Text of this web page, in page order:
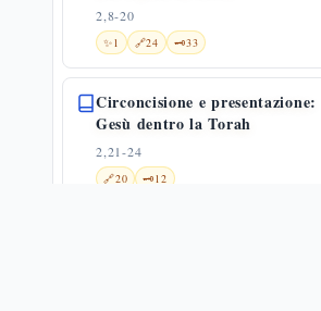
2,8-20
✨1 🔗24 🗝️33
Circoncisione e presentazione:
Gesù dentro la Torah
2,21-24
🔗20 🗝️12